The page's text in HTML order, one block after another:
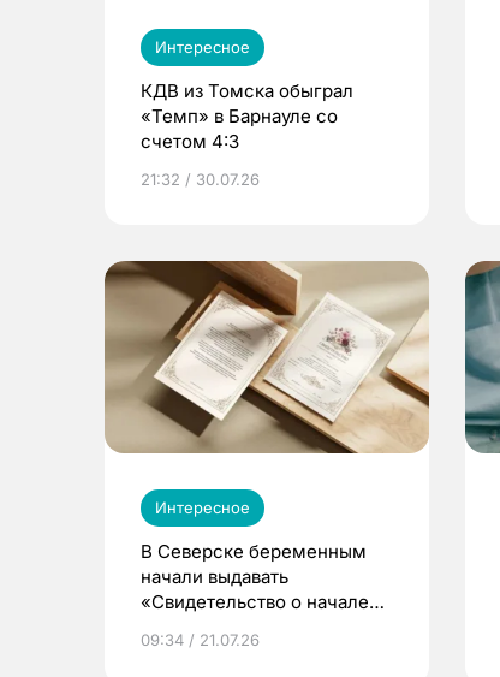
Интересное
КДВ из Томска обыграл
«Темп» в Барнауле со
счетом 4:3
21:32 / 30.07.26
Интересное
В Северске беременным
начали выдавать
«Свидетельство о начале
09:34 / 21.07.26